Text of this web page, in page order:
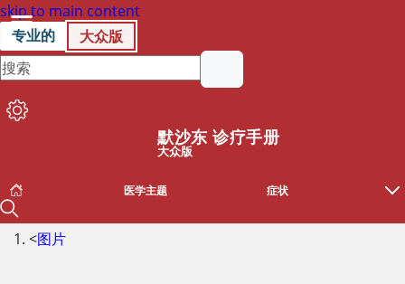
skip to main content
专业的
大众版
默沙东 诊疗手册
大众版
医学主题 症状
<图片